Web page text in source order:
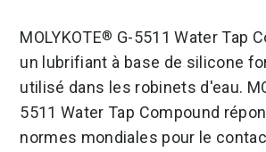
MOLYKOTE® G-5511 Water Tap
un lubrifiant à base de silicone
utilisé dans les robinets d'eau.
5511 Water Tap Compound
normes mondiales pour le